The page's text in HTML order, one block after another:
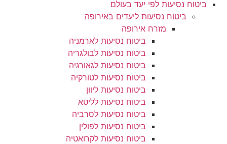
ביטוח נסיעות לפי יעד בעולם
ביטוח נסיעות ליעדים באירופה
מזרח אירופה
ביטוח נסיעות לארמניה
ביטוח נסיעות לבולגריה
ביטוח נסיעות לגאורגיה
ביטוח נסיעות לטורקיה
ביטוח נסיעות ליוון
ביטוח נסיעות לליטא
ביטוח נסיעות לסרביה
ביטוח נסיעות לפולין
ביטוח נסיעות לקרואטיה